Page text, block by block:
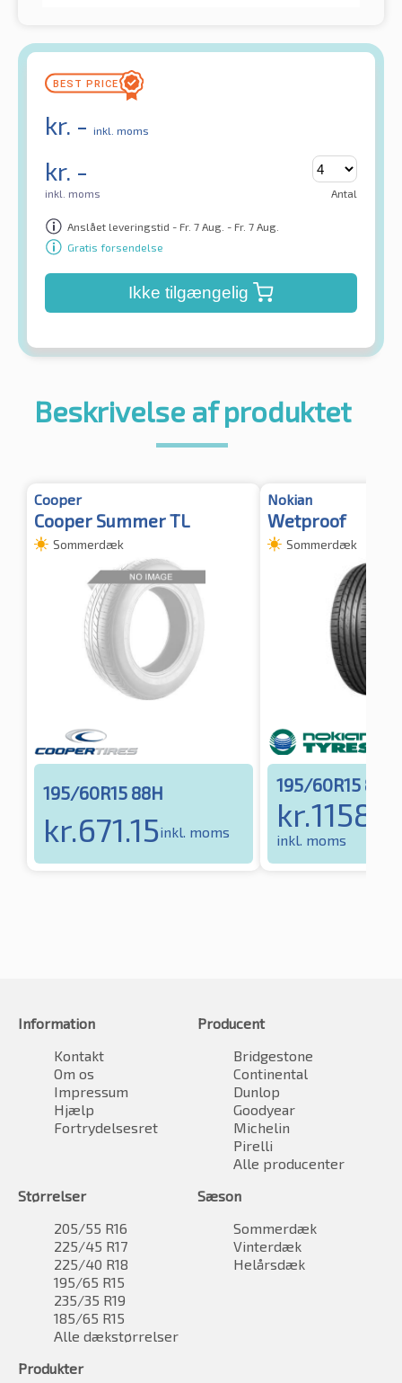
kr. - inkl. moms
kr. -
inkl. moms Antal
Anslået leveringstid - Fr. 7 Aug. - Fr. 7 Aug.
Gratis forsendelse
Ikke tilgængelig
Beskrivelse af produktet
Cooper
Cooper Summer TL
Sommerdæk
195/60R15 88H
kr.671.15inkl. moms
Nokian
Wetproof
Sommerdæk
195/60R15 88V
kr.
inkl. moms
Information
Kontakt
Om os
Impressum
Hjælp
Fortrydelsesret
Producent
Bridgestone
Continental
Dunlop
Goodyear
Michelin
Pirelli
Alle producenter
Størrelser
205/55 R16
225/45 R17
225/40 R18
195/65 R15
235/35 R19
185/65 R15
Alle dækstørrelser
Sæson
Sommerdæk
Vinterdæk
Helårsdæk
Produkter